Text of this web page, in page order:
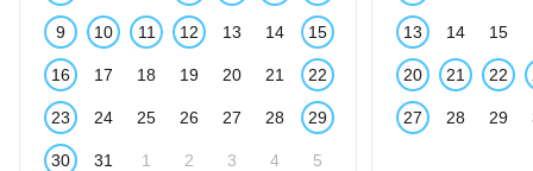
9 10 11 12 13 14 15
16 17 18 19 20 21 22
23 24 25 26 27 28 29
30 31 1 2 3 4 5
13 14 15
20 21 22
27 28 29